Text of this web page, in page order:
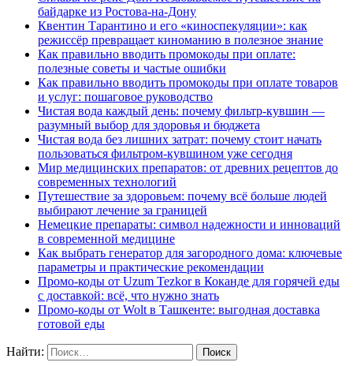
байдарке из Ростова-на-Дону
Квентин Тарантино и его «киноспекуляции»: как
режиссёр превращает киноманию в полезное знание
Как правильно вводить промокоды при оплате:
полезные советы и частые ошибки
Как правильно вводить промокоды при оплате товаров
и услуг: пошаговое руководство
Чистая вода каждый день: почему фильтр-кувшин —
разумный выбор для здоровья и бюджета
Чистая вода без лишних затрат: почему стоит начать
пользоваться фильтром-кувшином уже сегодня
Мир медицинских препаратов: от древних рецептов до
современных технологий
Путешествие за здоровьем: почему всё больше людей
выбирают лечение за границей
Немецкие препараты: символ надежности и инноваций
в современной медицине
Как выбрать генератор для загородного дома: ключевые
параметры и практические рекомендации
Промо-коды от Uzum Tezkor в Коканде для горячей еды
с доставкой: всё, что нужно знать
Промо-коды от Wolt в Ташкенте: выгодная доставка
готовой еды
Найти: